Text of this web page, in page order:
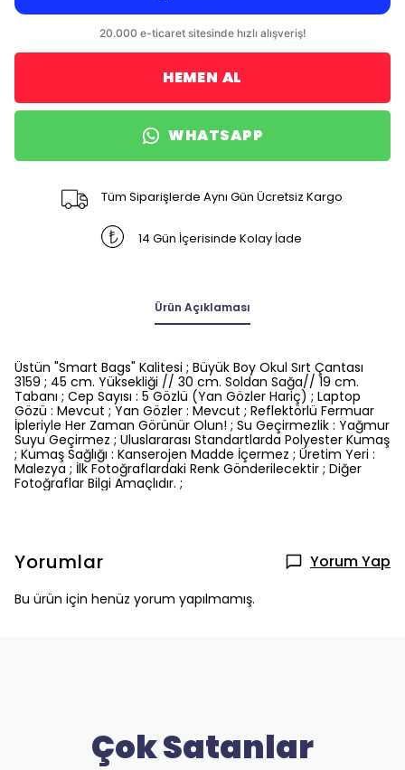
HEMEN AL
WHATSAPP
Tüm Siparişlerde Aynı Gün Ücretsiz Kargo
14 Gün İçerisinde Kolay İade
Ürün Açıklaması
Üstün "Smart Bags" Kalitesi ; Büyük Boy Okul Sırt Çantası
3159 ; 45 cm. Yüksekliği // 30 cm. Soldan Sağa// 19 cm.
Tabanı ; Cep Sayısı : 5 Gözlü (Yan Gözler Hariç) ; Laptop
Gözü : Mevcut ; Yan Gözler : Mevcut ; Reflektörlü Fermuar
İpleriyle Her Zaman Görünür Olun! ; Su Geçirmezlik : Yağmur
Suyu Geçirmez ; Uluslararası Standartlarda Polyester Kumaş
; Kumaş Sağlığı : Kanserojen Madde İçermez ; Üretim Yeri :
Malezya ; İlk Fotoğraflardaki Renk Gönderilecektir ; Diğer
Fotoğraflar Bilgi Amaçlıdır. ;
Yorumlar Yorum Yap
Bu ürün için henüz yorum yapılmamış.
Çok Satanlar